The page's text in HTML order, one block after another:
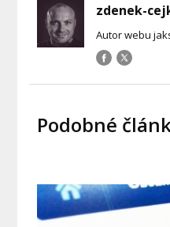
zdenek-
Autor webu
Podobné